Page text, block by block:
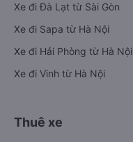
Xe đi Đà Lạt từ Sài Gòn
Xe đi Sapa từ Hà Nội
Xe đi Hải Phòng từ Hà Nội
Xe đi Vinh từ Hà Nội
Thuê xe